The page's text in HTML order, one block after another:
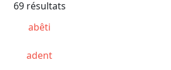
69 résultats
abêti
adent